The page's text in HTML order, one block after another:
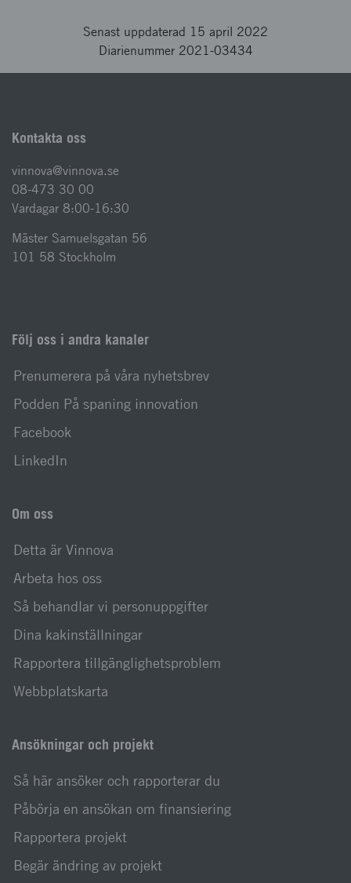
Senast uppdaterad 15 april 2022
Diarienummer 2021-03434
Kontakta oss
vinnova@vinnova.se
08-473 30 00
Vardagar 8:00-16:30
Mäster Samuelsgatan 56
101 58 Stockholm
Följ oss i andra kanaler
Prenumerera på våra nyhetsbrev
Podden På spaning innovation
Facebook
LinkedIn
Om oss
Detta är Vinnova
Arbeta hos oss
Så behandlar vi personuppgifter
Dina kakinställningar
Rapportera tillgänglighetsproblem
Webbplatskarta
Ansökningar och projekt
Så här ansöker och rapporterar du
Påbörja en ansökan om finansiering
Rapportera projekt
Begär ändring av projekt